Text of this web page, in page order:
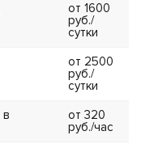
от 1600
руб./
сутки
от 2500
руб./
сутки
от 320
руб./час